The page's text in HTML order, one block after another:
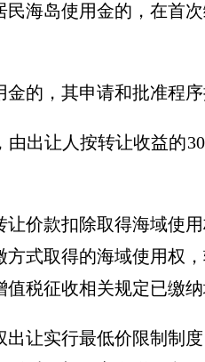
海岛使用金的，在首
的，其申请和批准程
出让人按转让收益的
价款扣除取得海域使
式取得的海域使用权
税征收相关规定已缴
让实行最低价限制制